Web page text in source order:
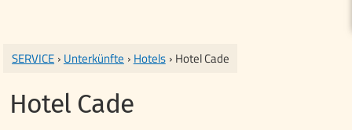
SERVICE › Unterkünfte › Hotels › Hotel Cade
Hotel Cade